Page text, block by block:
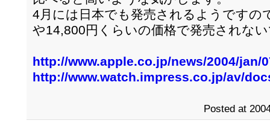
4月には日本でも発売されるようですの
や14,800円くらいの価格で発売されな
http://www.apple.co.jp/news/2004/jan/
http://www.watch.impress.co.jp/av/
Posted at